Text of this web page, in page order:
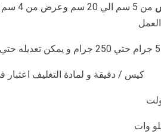
كيس / دقيقة و لمادة التغليف